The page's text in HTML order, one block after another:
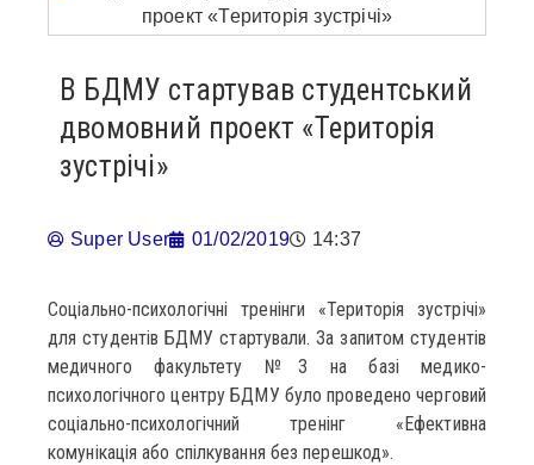
В БДМУ стартував студентський
двомовний проект «Територія
зустрічі»
Super User 01/02/2019 14:37
Соціально-психологічні тренінги «Територія зустрічі»
для студентів БДМУ стартували. За запитом студентів
медичного факультету №3 на базі медико-
психологічного центру БДМУ було проведено черговий
соціально-психологічний тренінг «Ефективна
комунікація або спілкування без перешкод».